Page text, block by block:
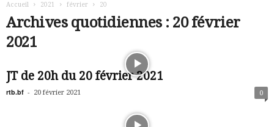
Accueil 2021 février 20
Archives quotidiennes : 20 février
2021
JT de 20h du 20 février 2021
rtb.bf - 20 février 2021 0